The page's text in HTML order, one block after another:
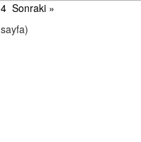
4 Sonraki »
sayfa)